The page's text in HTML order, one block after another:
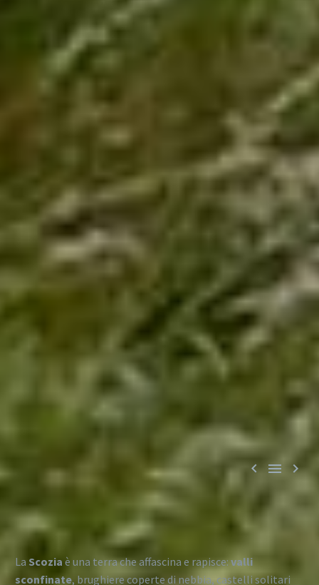
  
La Scozia è una terra che affascina e rapisce:valli
sconfinate, brughiere coperte di nebbia, castelli solitari